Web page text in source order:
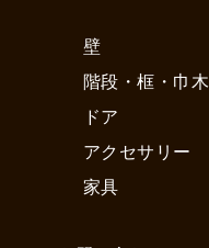
壁
階段・框・巾木
ドア
アクセサリー
家具